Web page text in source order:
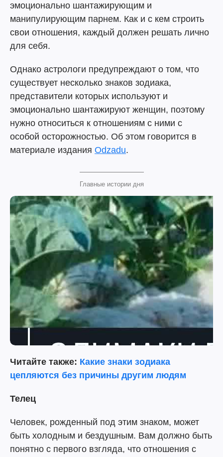
эмоционально шантажирующим и
манипулирующим парнем. Как и с кем строить
свои отношения, каждый должен решать лично
для себя.
Однако астрологи предупреждают о том, что
существует несколько знаков зодиака,
представители которых используют и
эмоционально шантажируют женщин, поэтому
нужно относиться к отношениям с ними с
особой осторожностью. Об этом говорится в
материале издания Оdzadu.
Главные истории дня
Читайте также: Какие знаки зодиака
цепляются без причины другим людям
Телец
Человек, рожденный под этим знаком, может
быть холодным и бездушным. Вам должно быть
понятно с первого взгляда, что отношения с